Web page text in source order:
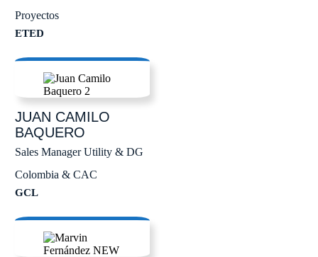
Proyectos
ETED
JUAN CAMILO
BAQUERO
Sales Manager Utility & DG
Colombia & CAC
GCL